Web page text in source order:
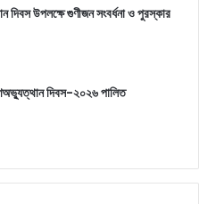
উপলক্ষে গুণীজন সংবর্ধনা ও পুরস্কার
দিবস-২০২৬ পালিত